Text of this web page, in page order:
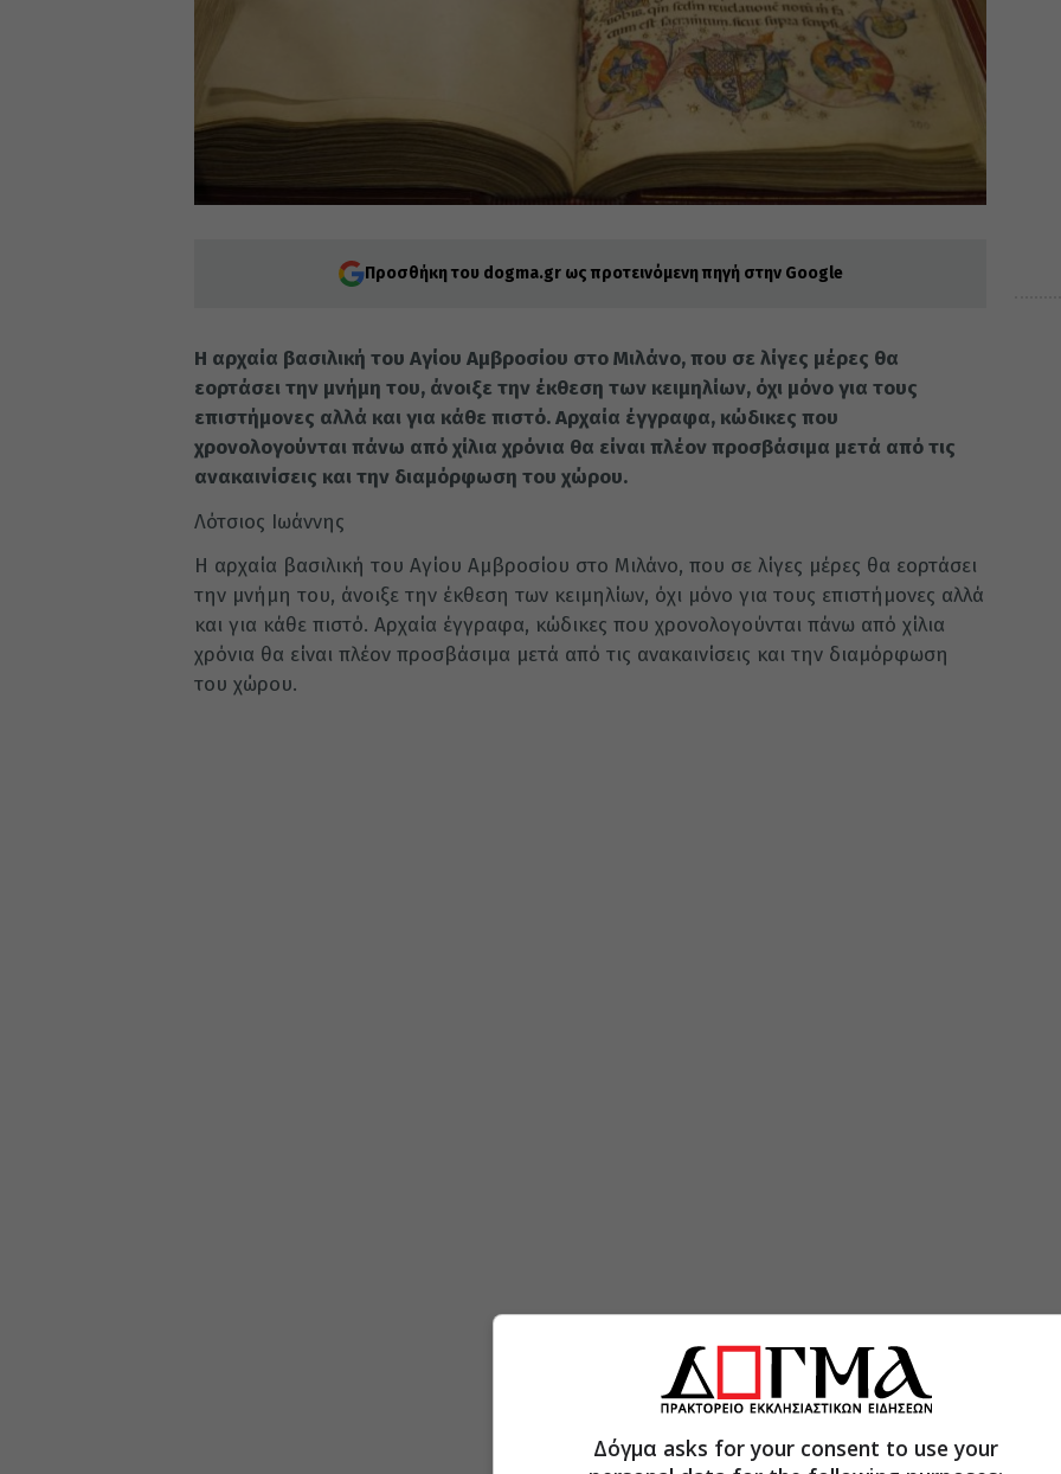
Προσθήκη του dogma.gr ως προτεινόμενη πηγή στην Google
Η αρχαία βασιλική του Αγίου Αμβροσίου στο Μιλάνο, που σε λίγες μέρες θα
εορτάσει την μνήμη του, άνοιξε την έκθεση των κειμηλίων, όχι μόνο για τους
επιστήμονες αλλά και για κάθε πιστό. Αρχαία έγγραφα, κώδικες που
χρονολογούνται πάνω από χίλια χρόνια θα είναι πλέον προσβάσιμα μετά από τις
ανακαινίσεις και την διαμόρφωση του χώρου.
Λότσιος Ιωάννης
Η αρχαία βασιλική του Αγίου Αμβροσίου στο Μιλάνο, που σε λίγες μέρες θα εορτάσει
την μνήμη του, άνοιξε την έκθεση των κειμηλίων, όχι μόνο για τους επιστήμονες αλλά
και για κάθε πιστό. Αρχαία έγγραφα, κώδικες που χρονολογούνται πάνω από χίλια
χρόνια θα είναι πλέον προσβάσιμα μετά από τις ανακαινίσεις και την διαμόρφωση
του χώρου.
Δόγμα asks for your consent to use your